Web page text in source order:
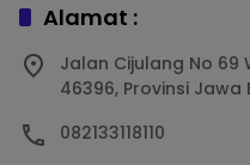
Alamat :
Jalan Cijulang No 69
46396, Provinsi Jawa
082133118110